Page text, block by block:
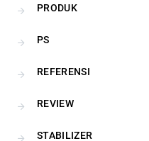
PRODUK
PS
REFERENSI
REVIEW
STABILIZER